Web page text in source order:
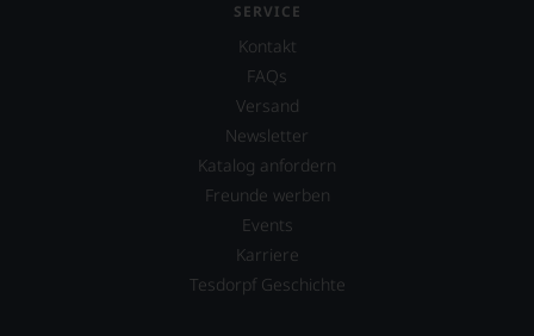
SERVICE
Kontakt
FAQs
Versand
Newsletter
Katalog anfordern
Freunde werben
Events
Karriere
Tesdorpf Geschichte